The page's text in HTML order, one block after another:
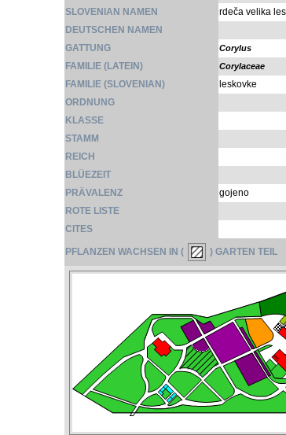
SLOVENIAN NAMEN
rdeča velika
DEUTSCHEN NAMEN
GATTUNG
Corylus
FAMILIE (LATEIN) Corylaceae
FAMILIE (SLOVENIAN)
leskovke
ORDNUNG
KLASSE
STAMM
REICH
BLÜEZEIT
PRÄVALENZ
gojeno
ROTE LISTE
CITES
PFLANZEN WACHSEN IN ( ) GARTEN TEIL